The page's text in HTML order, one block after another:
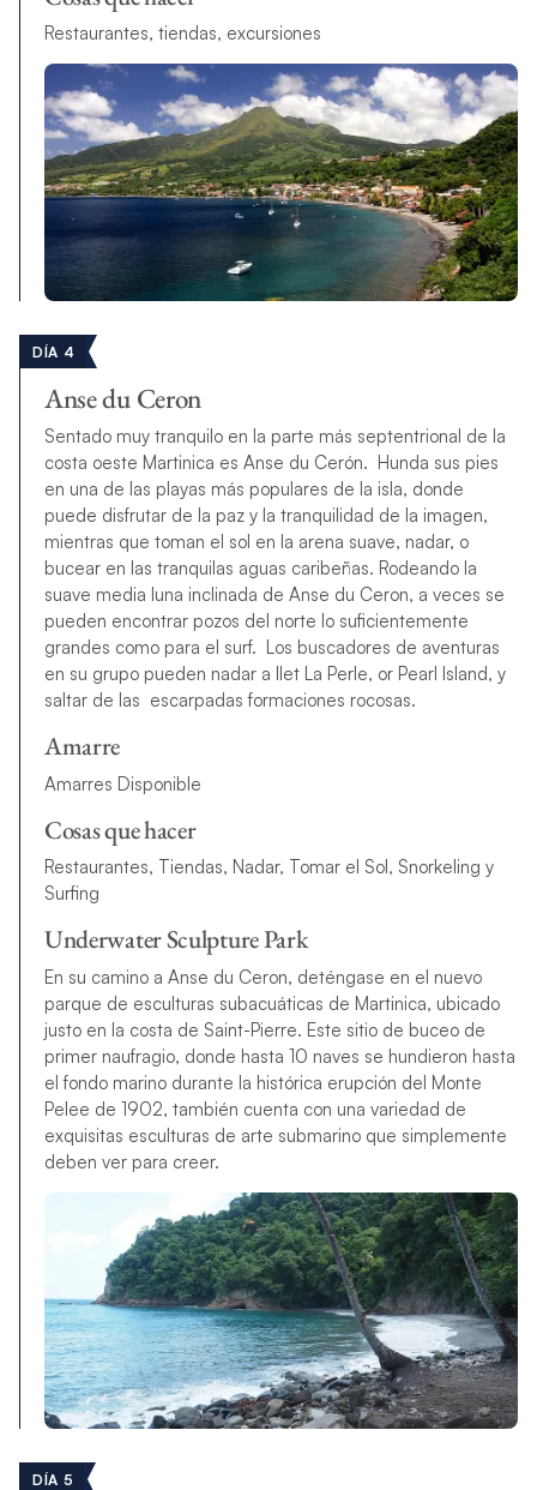
Restaurantes, tiendas, excursiones
DÍA 4
Anse du Ceron
Sentado muy tranquilo en la parte más septentrional de la
costa oeste Martinica es Anse du Cerón. Hunda sus pies
en una de las playas más populares de la isla, donde
puede disfrutar de la paz y la tranquilidad de la imagen,
mientras que toman el sol en la arena suave, nadar, o
bucear en las tranquilas aguas caribeñas. Rodeando la
suave media luna inclinada de Anse du Ceron, a veces se
pueden encontrar pozos del norte lo suficientemente
grandes como para el surf. Los buscadores de aventuras
en su grupo pueden nadar a Ilet La Perle, or Pearl Island, y
saltar de las escarpadas formaciones rocosas.
Amarre
Amarres Disponible
Cosas que hacer
Restaurantes, Tiendas, Nadar, Tomar el Sol, Snorkeling y
Surfing
Underwater Sculpture Park
En su camino a Anse du Ceron, deténgase en el nuevo
parque de esculturas subacuáticas de Martinica, ubicado
justo en la costa de Saint-Pierre. Este sitio de buceo de
primer naufragio, donde hasta 10 naves se hundieron hasta
el fondo marino durante la histórica erupción del Monte
Pelee de 1902, también cuenta con una variedad de
exquisitas esculturas de arte submarino que simplemente
deben ver para creer.
DÍA 5